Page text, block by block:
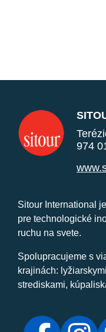
974
Sitour International
pre technologické
ruchu na svete.
Spolupracujeme s
krajinách:
strediskami,